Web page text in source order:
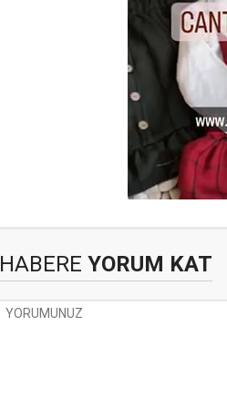
HABERE YORUM KAT